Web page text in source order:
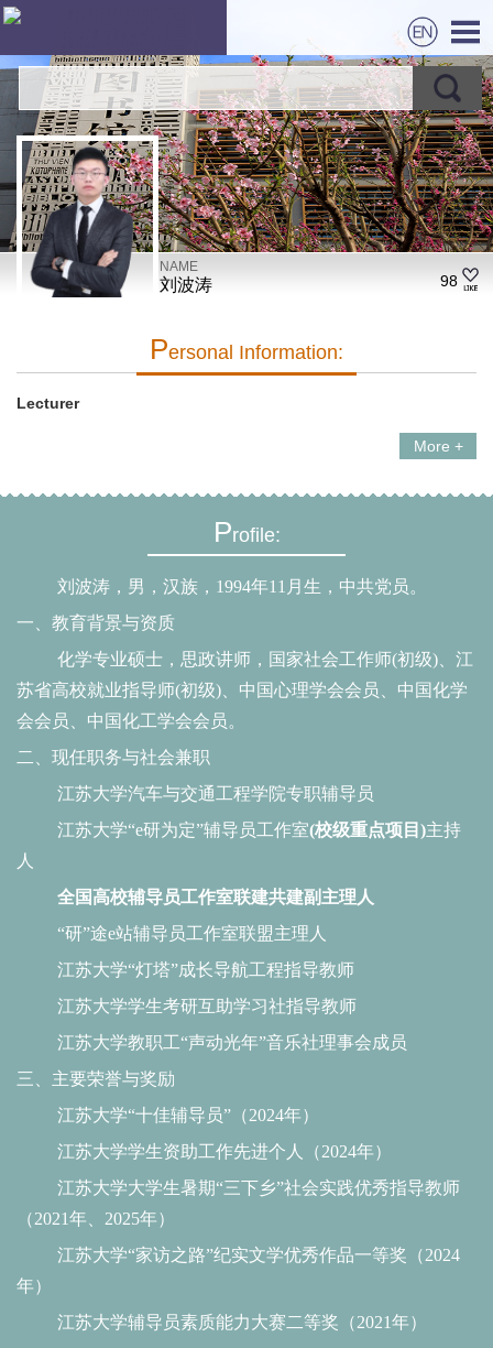
NAME
刘波涛 98
PErsonal Information:
Lecturer
More +
Profile:
刘波涛，男，汉族， 1994年11月生，中共党员。
一、教育背景与资质
化学专业硕士，思政讲师，国家社会工作师(初级)、江
苏省高校就业指导师(初级)、中国心理学会会员、中国化学
会会员、中国化工学会会员。
二、现任职务与社会兼职
江苏大学汽车与交通工程学院专职辅导员
江苏大学“e研为定”辅导员工作室(校级重点项目)主持
人
全国高校辅导员工作室联建共建副主理人
“研”途e站辅导员工作室联盟主理人
江苏大学“灯塔”成长导航工程指导教师
江苏大学学生考研互助学习社指导教师
江苏大学教职工“声动光年”音乐社理事会成员
三、主要荣誉与奖励
江苏大学“十佳辅导员”（2024年）
江苏大学学生资助工作先进个人（2024年）
江苏大学大学生暑期“三下乡”社会实践优秀指导教师
（2021年、2025年）
江苏大学“家访之路”纪实文学优秀作品一等奖（2024
年）
江苏大学辅导员素质能力大赛二等奖（2021年）